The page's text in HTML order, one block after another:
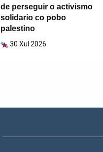
de perseguir o activismo
solidario co pobo
palestino
30 Xul 2026